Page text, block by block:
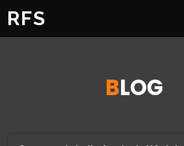
RFS
BLOG